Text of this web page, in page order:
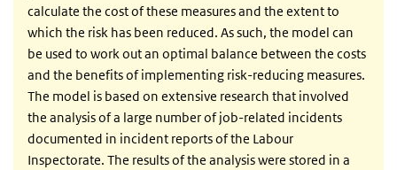
calculate the cost of these measures and the extent to
which the risk has been reduced. As such, the model can
be used to work out an optimal balance between the costs
and the benefits of implementing risk-reducing measures.
The model is based on extensive research that involved
the analysis of a large number of job-related incidents
documented in incident reports of the Labour
Inspectorate. The results of the analysis were stored in a